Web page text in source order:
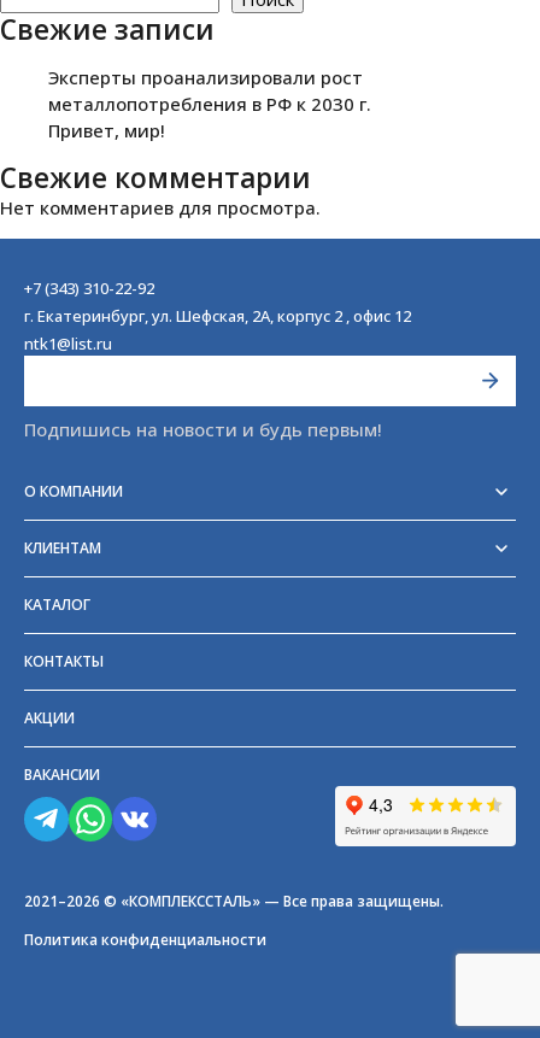
Свежие записи
Эксперты проанализировали рост
металлопотребления в РФ к 2030 г.
Привет, мир!
Свежие комментарии
Нет комментариев для просмотра.
+7 (343) 310-22-92
г. Екатеринбург, ул. Шефская, 2А, корпус 2 , офис 12
ntk1@list.ru
Подпишись на новости и будь первым!
О КОМПАНИИ
Отзывы
Блог
Партнёры и поставщики
КЛИЕНТАМ
Возврат
Частые вопросы
Прайс-лист
КАТАЛОГ
КОНТАКТЫ
АКЦИИ
ВАКАНСИИ
2021–2026 © «КОМПЛЕКССТАЛЬ» — Все права защищены.
Политика конфиденциальности